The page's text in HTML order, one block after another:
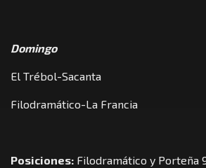
Domingo
El Trébol-Sacanta
Filodramático-La Francia
Posiciones: Filodramático y Porteña